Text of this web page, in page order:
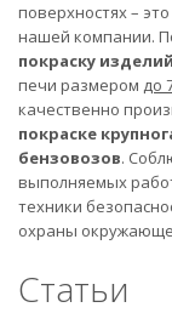
поверхностях –
нашей компании.
покраску изделий
печи размером до
качественно
покраске
бензовозов.
выполняемых
техники
охраны
Статьи